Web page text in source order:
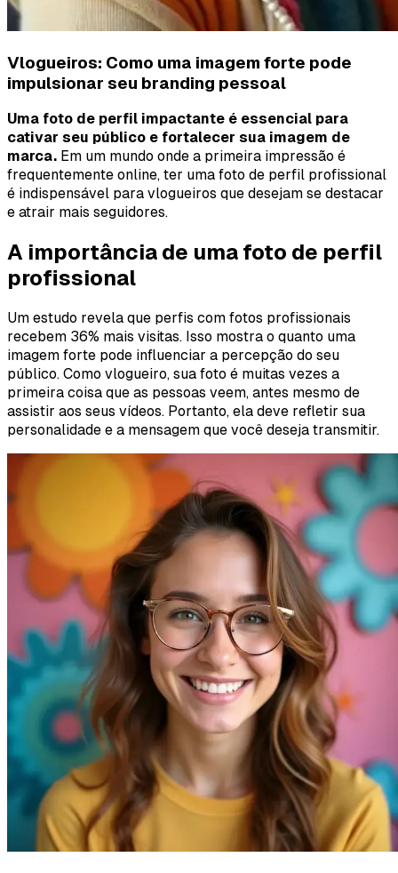
Vlogueiros: Como uma imagem forte pode
impulsionar seu branding pessoal
Uma foto de perfil impactante é essencial para
cativar seu público e fortalecer sua imagem de
marca. Em um mundo onde a primeira impressão é
frequentemente online, ter uma foto de perfil profissional
é indispensável para vlogueiros que desejam se destacar
e atrair mais seguidores.
A importância de uma foto de perfil
profissional
Um estudo revela que perfis com fotos profissionais
recebem 36% mais visitas. Isso mostra o quanto uma
imagem forte pode influenciar a percepção do seu
público. Como vlogueiro, sua foto é muitas vezes a
primeira coisa que as pessoas veem, antes mesmo de
assistir aos seus vídeos. Portanto, ela deve refletir sua
personalidade e a mensagem que você deseja transmitir.